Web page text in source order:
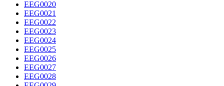
EEG0020
EEG0021
EEG0022
EEG0023
EEG0024
EEG0025
EEG0026
EEG0027
EEG0028